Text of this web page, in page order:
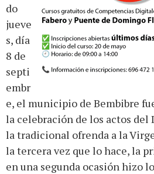
do
jueve
s, día
8 de
septi
embr
e, el municipio de Bembibre
la celebración de los actos del
la tradicional ofrenda a la
la tercera vez que lo hace, la
en una segunda ocasión hizo